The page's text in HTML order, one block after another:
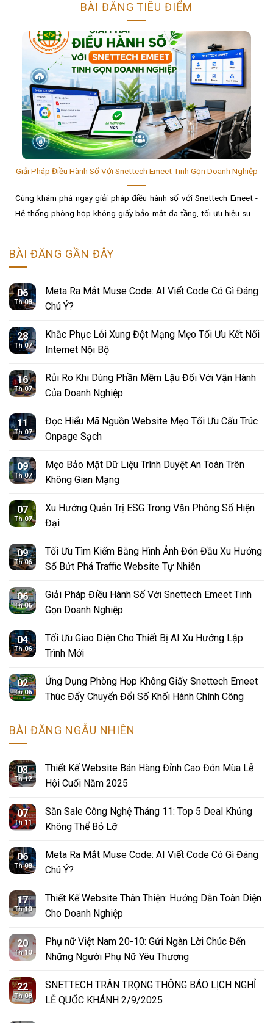
BÀI ĐĂNG TIÊU ĐIỂM
Giải Pháp Điều Hành Số Với Snettech Emeet Tinh Gọn Doanh Nghiệp
Cùng khám phá ngay giải pháp điều hành số với Snettech Emeet -
Hệ thống phòng họp không giấy bảo mật đa tầng, tối ưu hiệu suất
BÀI ĐĂNG GẦN ĐÂY
06
Th 08
Meta Ra Mắt Muse Code: AI Viết Code Có Gì Đáng
Chú Ý?
28
Th 07
Khắc Phục Lỗi Xung Đột Mạng Mẹo Tối Ưu Kết Nối
Internet Nội Bộ
16
Th 07
Rủi Ro Khi Dùng Phần Mềm Lậu Đối Với Vận Hành
Của Doanh Nghiệp
11
Th 07
Đọc Hiểu Mã Nguồn Website Mẹo Tối Ưu Cấu Trúc
Onpage Sạch
09
Th 07
Mẹo Bảo Mật Dữ Liệu Trình Duyệt An Toàn Trên
Không Gian Mạng
07
Th 07
Xu Hướng Quản Trị ESG Trong Văn Phòng Số Hiện
Đại
09
Th 06
Tối Ưu Tìm Kiếm Bằng Hình Ảnh Đón Đầu Xu Hướng
Số Bứt Phá Traffic Website Tự Nhiên
06
Th 06
Giải Pháp Điều Hành Số Với Snettech Emeet Tinh
Gọn Doanh Nghiệp
04
Th 06
Tối Ưu Giao Diện Cho Thiết Bị AI Xu Hướng Lập
Trình Mới
02
Th 06
Ứng Dụng Phòng Họp Không Giấy Snettech Emeet
Thúc Đẩy Chuyển Đổi Số Khối Hành Chính Công
BÀI ĐĂNG NGẪU NHIÊN
03
Th 12
Thiết Kế Website Bán Hàng Đỉnh Cao Đón Mùa Lễ
Hội Cuối Năm 2025
07
Th 11
Săn Sale Công Nghệ Tháng 11: Top 5 Deal Khủng
Không Thể Bỏ Lỡ
06
Th 08
Meta Ra Mắt Muse Code: AI Viết Code Có Gì Đáng
Chú Ý?
17
Th 10
Thiết Kế Website Thân Thiện: Hướng Dẫn Toàn Diện
Cho Doanh Nghiệp
20
Th 10
Phụ nữ Việt Nam 20-10: Gửi Ngàn Lời Chúc Đến
Những Người Phụ Nữ Yêu Thương
22
Th 08
SNETTECH TRÂN TRỌNG THÔNG BÁO LỊCH NGHỈ
LỄ QUỐC KHÁNH 2/9/2025